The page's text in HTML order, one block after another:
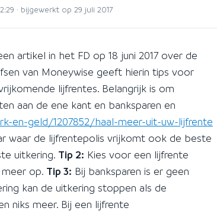
· bijgewerkt op 29 juli 2017
artikel in het FD op 18 juni 2017 over de
van Moneywise geeft hierin tips voor
lijfrentes. Belangrijk is om
aan de ene kant en banksparen en
en-geld/1207852/haal-meer-uit-uw-lijfrente
waar de lijfrentepolis vrijkomt ook de beste
uitkering. Tip 2: Kies voor een lijfrente
op. Tip 3: Bij banksparen is er geen
kan de uitkering stoppen als de
niks meer. Bij een lijfrente